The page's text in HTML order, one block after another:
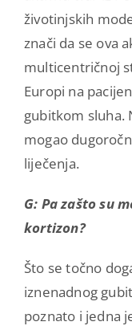
životinjskih
znači da se ova
multicentričnoj
Europi na
gubitkom sluha.
mogao
liječenja.
G: Pa zašto su
kortizon?
Što se točno
iznenadnog
poznato i jedna